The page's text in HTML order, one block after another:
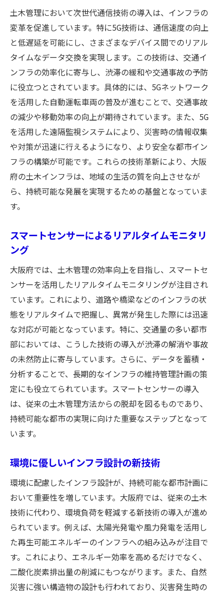
未来の都市交通を見据えた政策の展望
自然災害に強い構造設計で大阪府の安心を支え
る土木技術
地震に強い構造物の最新テクノロジー
洪水対策を強化するインフラ整備
耐風設計による安心安全な都市づくり
災害に備えた都市のレジリエンス強化
避難所の整備とその重要性
災害発生時の迅速な対応体制の構築
AIとIoTで進化する大阪府のスマートシティ土木
管理
IoT活用によるインフラ管理の革新
略
実際
次世代都市管理におけるAIの役割
市民参加型のスマートシティ構築
大阪万博に向けた公共空間再生がもたらす土木
の新たな役割
公共空間の再生プロジェクトの進捗
万博を見据えた都市の再開発計画
観光拠点としてのランドマーク整備
文化イベントを支えるインフラ構築
万博と連携した地域振興戦略
ョン
地元企業との連携によるプロジェクト推進
新たな経済圏を創るインフラ投資
地域密着型の雇用創出とその効果
インフラ整備がもたらす産業振興の可能性
地域の特色を活かした観光地開発
経済活性化を支える交通ネットワークの整
備
土木管理において次世代通信技術の導入は、インフラの
変革を促進しています。特に5G技術は、通信速度の向上
と低遅延を可能にし、さまざまなデバイス間でのリアル
タイムなデータ交換を実現します。この技術は、交通イ
ンフラの効率化に寄与し、渋滞の緩和や交通事故の予防
に役立つとされています。具体的には、5Gネットワーク
を活用した自動運転車両の普及が進むことで、交通事故
の減少や移動効率の向上が期待されています。また、5G
を活用した遠隔監視システムにより、災害時の情報収集
や対策が迅速に行えるようになり、より安全な都市イン
フラの構築が可能です。これらの技術革新により、大阪
府の土木インフラは、地域の生活の質を向上させなが
ら、持続可能な発展を実現するための基盤となっていま
す。
スマートセンサーによるリアルタイムモニタリ
ング
大阪府では、土木管理の効率向上を目指し、スマートセ
ンサーを活用したリアルタイムモニタリングが注目され
ています。これにより、道路や橋梁などのインフラの状
態をリアルタイムで把握し、異常が発生した際には迅速
な対応が可能となっています。特に、交通量の多い都市
部においては、こうした技術の導入が渋滞の解消や事故
の未然防止に寄与しています。さらに、データを蓄積・
分析することで、長期的なインフラの維持管理計画の策
定にも役立てられています。スマートセンサーの導入
は、従来の土木管理方法からの脱却を図るものであり、
持続可能な都市の実現に向けた重要なステップとなって
います。
環境に優しいインフラ設計の新技術
環境に配慮したインフラ設計が、持続可能な都市計画に
おいて重要性を増しています。大阪府では、従来の土木
技術に代わり、環境負荷を軽減する新技術の導入が進め
られています。例えば、太陽光発電や風力発電を活用し
た再生可能エネルギーのインフラへの組み込みが注目で
す。これにより、エネルギー効率を高めるだけでなく、
二酸化炭素排出量の削減にもつながります。また、自然
災害に強い構造物の設計も行われており、災害発生時の